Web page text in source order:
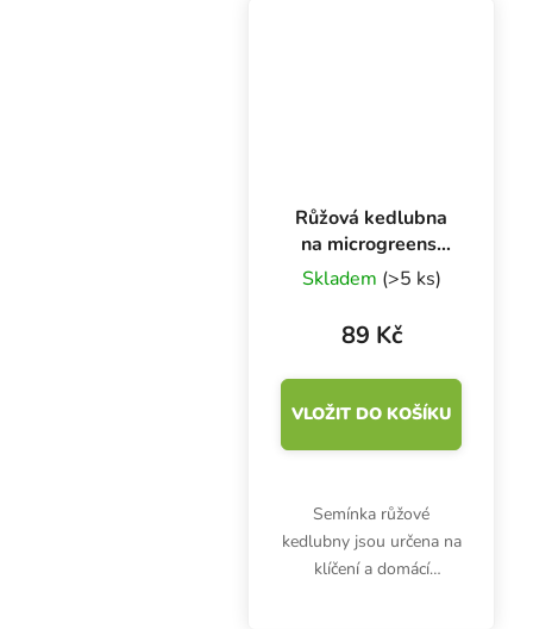
Růžová kedlubna
na microgreens,
50 g
Skladem (>5 ks)
89 Kč
VLOŽIT DO KOŠÍKU
Semínka růžové
kedlubny jsou určena na
klíčení a domácí